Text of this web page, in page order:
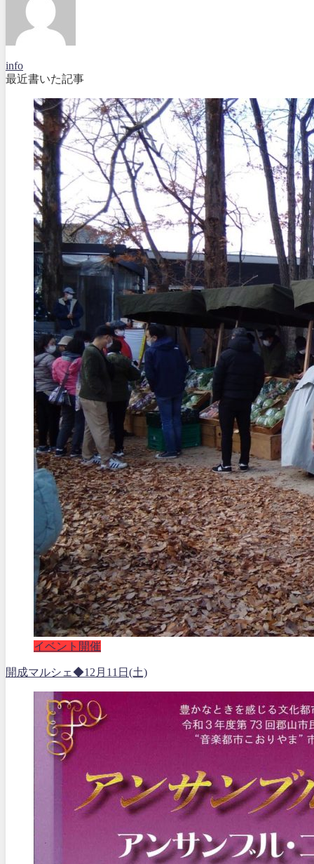
info
最近書いた記事
イベント開催
開成マルシェ◆12月11日(土)